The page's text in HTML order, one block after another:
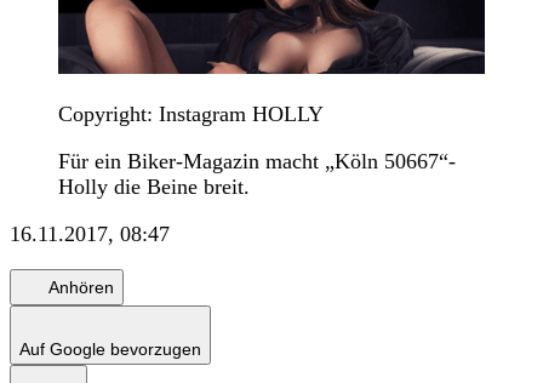
Copyright: Instagram HOLLY
Für ein Biker-Magazin macht „Köln 50667“-
Holly die Beine breit.
16.11.2017, 08:47
Anhören
Auf Google bevorzugen